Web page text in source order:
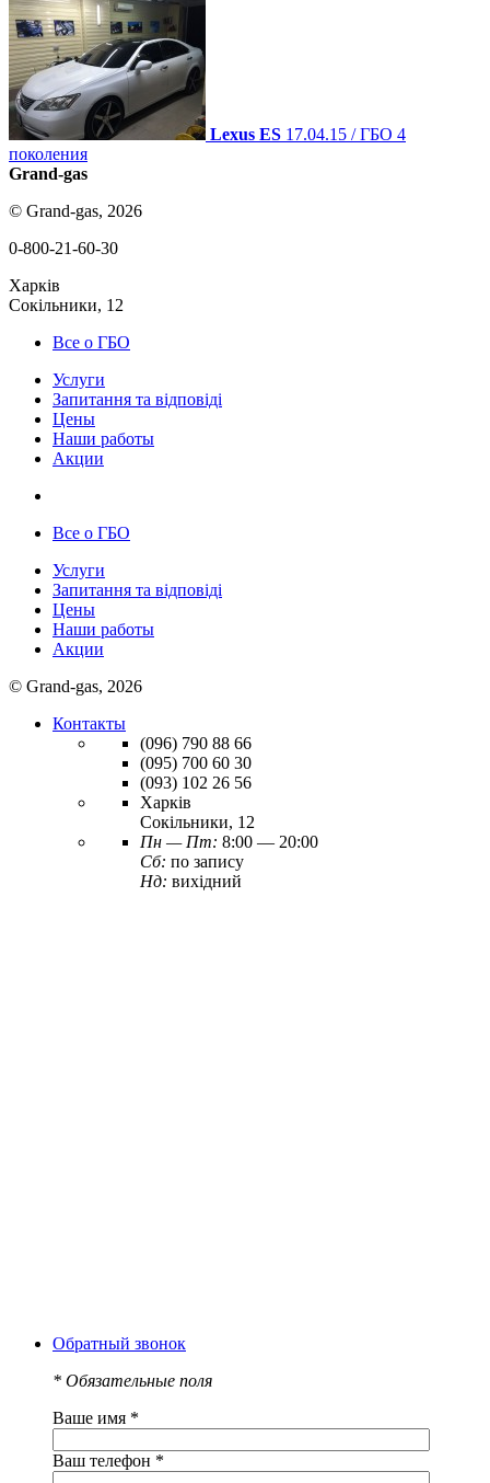
Lexus ES 17.04.15 / ГБО 4
поколения
Grand-gas
© Grand-gas, 2026
0-800-21-60-30
Харків
Сокільники, 12
Все о ГБО
Услуги
Запитання та відповіді
Цены
Наши работы
Акции
Все о ГБО
Услуги
Запитання та відповіді
Цены
Наши работы
Акции
© Grand-gas, 2026
Контакты
(096) 790 88 66
(095) 700 60 30
(093) 102 26 56
Харків
Сокільники, 12
Пн — Пт: 8:00 — 20:00
Сб: по запису
Нд: вихідний
Обратный звонок
* Обязательные поля
Ваше имя *
Ваш телефон *